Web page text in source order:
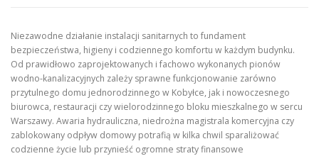
Niezawodne działanie instalacji sanitarnych to fundament
bezpieczeństwa, higieny i codziennego komfortu w każdym budynku.
Od prawidłowo zaprojektowanych i fachowo wykonanych pionów
wodno-kanalizacyjnych zależy sprawne funkcjonowanie zarówno
przytulnego domu jednorodzinnego w Kobyłce, jak i nowoczesnego
biurowca, restauracji czy wielorodzinnego bloku mieszkalnego w sercu
Warszawy. Awaria hydrauliczna, niedrożna magistrala komercyjna czy
zablokowany odpływ domowy potrafią w kilka chwil sparaliżować
codzienne życie lub przynieść ogromne straty finansowe